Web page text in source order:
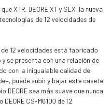
XTR, DEORE XT y SLX, la nueva
de 12 velocidades de
de 12 velocidades está fabricado
se presenta con una relación de
con la inigualable calidad de
puede subir y bajar este casete
DEORE sea más suave que nunca.
CS-M6100 de 12